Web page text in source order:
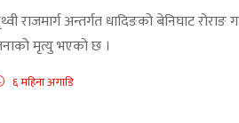
राजमार्ग अन्तर्गत धादिङको बेनिघाट
मृत्यु भएको छ ।
६ महिना अगाडि